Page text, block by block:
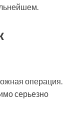
операция.
серьезно